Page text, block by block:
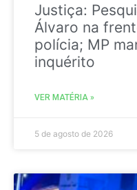
Justiça:
Álvaro na
polícia; MP
inquérito
VER MATÉRIA »
5 de agosto de 2026